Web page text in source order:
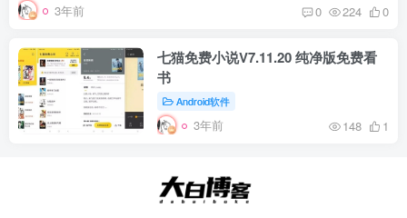
3年前 0 224 0
七猫免费小说V7.11.20 纯净版免费看
书
Android软件
3年前 148 1